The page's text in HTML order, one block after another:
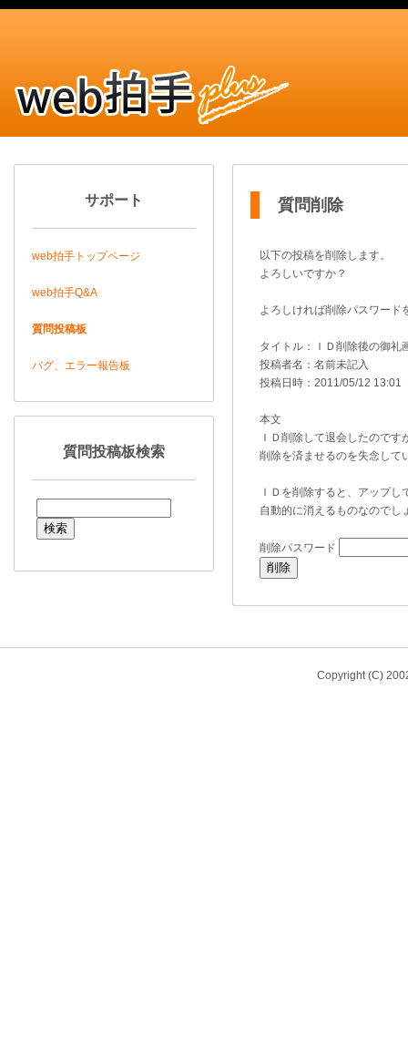
サポート
web拍手トップページ
web拍手Q&A
質問投稿板
バグ、エラー報告板
質問投稿板検索
質問削除
以下の投稿を削除します。
よろしいですか？
よろしければ削除パスワード
タイトル：ＩＤ削除後の御礼
投稿者名：名前未記入
投稿日時：2011/05/12 13:01
本文
ＩＤ削除して退会したので
削除を済ませるのを失念して
ＩＤを削除すると、アップし
自動的に消えるものなのでし
削除パスワード
Copyright (C)